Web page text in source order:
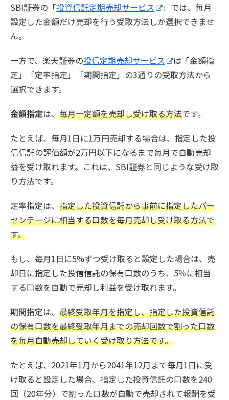
SBI証券の「投資信託定期売却サービス
」では、毎月
設定した金額だけ売却を行う受取方法しか選択できませ
ん。
一方で、楽天証券の投信定期売却サービス は「金額指
定」「定率指定」「期間指定」の3通りの受取方法から
選択できます。
金額指定は、 毎月一定額を売却し受け取る方法です。
たとえば、毎月1日に1万円売却する場合は、指定した投
信信託の評価額が2万円以下になるまで毎月で自動売却
益を受け取れます。これは、SBI証券と同じような受け取
り方法です。
定率指定は、 指定した投資信託から事前に指定したパー
センテージに相当する口数を毎月売却し受け取る方法で
す。
もし、毎月1日に5%ずつ受け取ると設定した場合は、売
却日に指定した投信信託の保有口数のうち、5％に相当
する口数を自動で売却し利益を受け取れます。
期間指定は、 最終受取年月を指定し、指定した投資信託
の保有口数を最終受取年月までの売却回数で割った口数
を毎月自動売却していく受け取り方法です。
たとえば、2021年1月から2041年12月まで毎月1日に受
け取ると設定した場合、指定した投資信託の口数を240
回（20年分）で割った口数が自動で売却されて報酬を受